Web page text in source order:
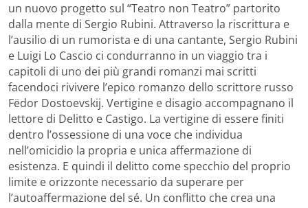
un nuovo progetto sul “Teatro non Teatro” partorito
dalla mente di Sergio Rubini. Attraverso la riscrittura e
l’ausilio di un rumorista e di una cantante, Sergio Rubini
e Luigi Lo Cascio ci condurranno in un viaggio tra i
capitoli di uno dei più grandi romanzi mai scritti
facendoci rivivere l’epico romanzo dello scrittore russo
Fëdor Dostoevskij. Vertigine e disagio accompagnano il
lettore di Delitto e Castigo. La vertigine di essere finiti
dentro l’ossessione di una voce che individua
nell’omicidio la propria e unica affermazione di
esistenza. E quindi il delitto come specchio del proprio
limite e orizzonte necessario da superare per
l’autoaffermazione del sé. Un conflitto che crea una